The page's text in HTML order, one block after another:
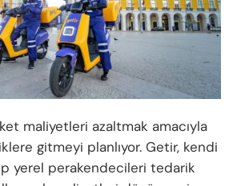
maliyetleri azaltmak amacıyla
gitmeyi planlıyor. Getir, kendi
yerel perakendecileri tedarik